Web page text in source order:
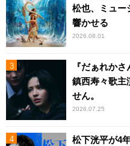
松也、ミュー
響かせる
2026.08.01
『だぁれか
鎮西寿々歌主
せん。
2026.07.25
松下洸平が4